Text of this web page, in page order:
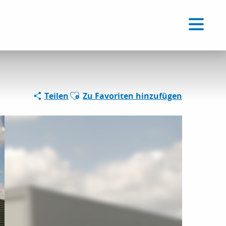
TeilenAjouter aux favoris
Zu Favoriten hinzufügen